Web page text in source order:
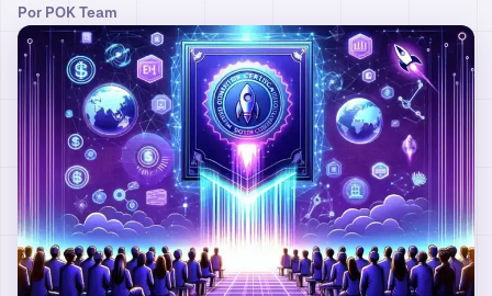
Por POK Team